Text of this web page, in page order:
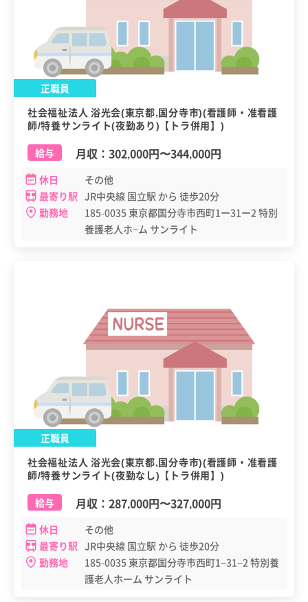
正職員
社会福祉法人 浴光会(東京都,国分寺市)(看護師・准看護
師/特養サンライト(夜勤あり)【トラ併用】)
給与
月収： 302,000円〜344,000円
休日
その他
最寄り駅 JR中央線 国立駅 から 徒歩20分
勤務地
185-0035 東京都国分寺市西町1ー31ー2 特別
養護老人ホ−ム サンライト
正職員
社会福祉法人 浴光会(東京都,国分寺市)(看護師・准看護
師/特養サンライト(夜勤なし)【トラ併用】)
給与
月収： 287,000円〜327,000円
休日
その他
最寄り駅 JR中央線 国立駅 から 徒歩20分
勤務地
185-0035 東京都国分寺市西町1−31−2 特別養
護老人ホーム サンライト